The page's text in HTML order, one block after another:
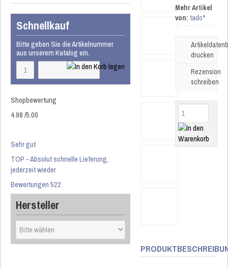
Schnellkauf
Bitte geben Sie die Artikelnummer
aus unserem Katalog ein.
Shopbewertung
4.98/5.00
Sehr gut
TOP - Absolut schnelle Lieferung,
jederzeit wieder
Bewertungen 522
Hersteller
Mehr Artikel
von: tado°
drucken
Rezension
schreiben